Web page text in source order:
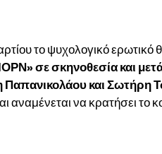
το ψυχολογικό ερωτικό
σε σκηνοθεσία και
και Σωτήρη
να κρατήσει το